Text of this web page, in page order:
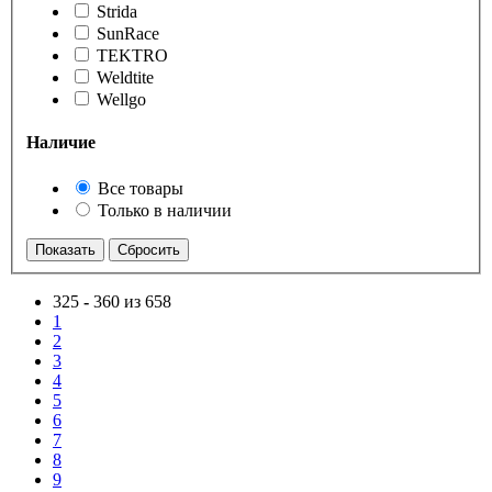
Strida
SunRace
TEKTRO
Weldtite
Wellgo
Наличие
Все товары
Только в наличии
325 - 360 из 658
1
2
3
4
5
6
7
8
9